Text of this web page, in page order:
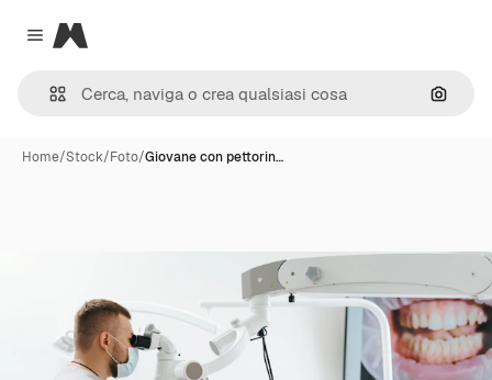
Close menu
Magnific
Cerca
Home/Stock/Foto/Giovane con pettorin…